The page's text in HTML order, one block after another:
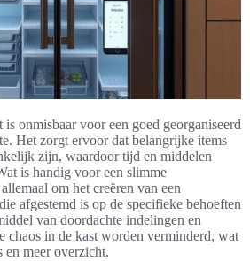
onmisbaar voor een goed georganiseerd
Het zorgt ervoor dat belangrijke items
zijn, waardoor tijd en middelen
is handig voor een slimme
om het creëren van een
afgestemd is op de specifieke behoeften
van doordachte indelingen en
chaos in de kast worden verminderd, wat
en meer overzicht.